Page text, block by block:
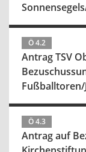
Ö 4.2
Antrag TSV
Fußballtoren/
Ö 4.3
Antrag auf